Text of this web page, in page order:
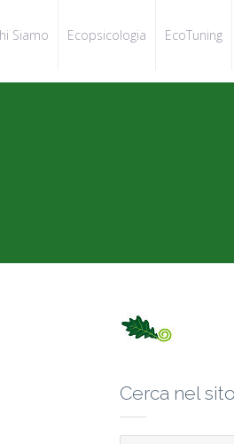
Siamo Ecopsicologia EcoTuning
Cerca nel sito